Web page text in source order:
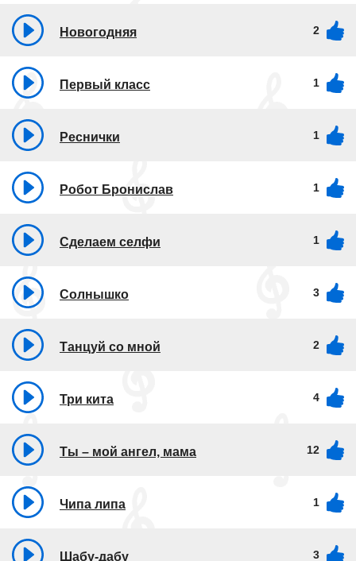
Новогодняя 2
Первый класс 1
Реснички 1
Робот Бронислав 1
Сделаем селфи 1
Солнышко 3
Танцуй со мной 2
Три кита 4
Ты – мой ангел, мама 12
Чипа липа 1
Шабу-дабу 3